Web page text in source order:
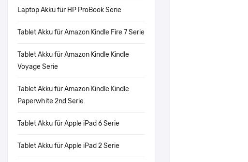
Laptop Akku für HP ProBook Serie
Tablet Akku für Amazon Kindle Fire 7 Serie
Tablet Akku für Amazon Kindle Kindle
Voyage Serie
Tablet Akku für Amazon Kindle Kindle
Paperwhite 2nd Serie
Tablet Akku für Apple iPad 6 Serie
Tablet Akku für Apple iPad 2 Serie